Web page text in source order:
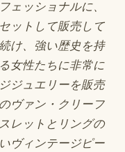
ェッショナルに、
ットして販売して
け、強い歴史を持
女性たちに非常に
ジュエリーを販売
ヴァン・クリーフ
レットとリングの
ヴィンテージピー